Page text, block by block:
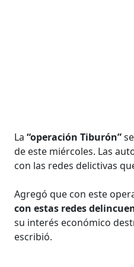
La“operación Tiburón”
de este miércoles. Las
con las redes delictivas
Agregó que con este
con estas redes
su interés económico
escribió.